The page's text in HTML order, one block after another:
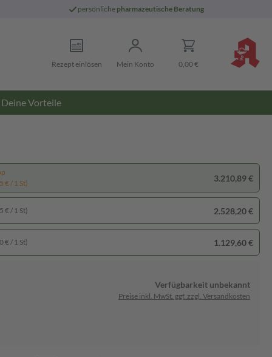
persönliche pharmazeutische Beratung
Rezept einlösen Mein Konto 0,00 €
Deine Vorteile
€ / 1 St)
3.210,89 €
€ / 1 St) 2.528,20 €
€ / 1 St) 1.129,60 €
Verfügbarkeit unbekannt
Preise inkl. MwSt. ggf. zzgl. Versandkosten